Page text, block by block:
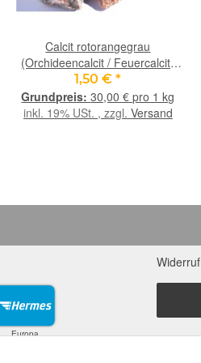
Calcit rotorangegrau
(Orchideencalcit / Feuercalcit)
Rohsteine - ca. 50 g -
Restbestand -
1,50 €*
30,00 € pro 1 kg
inkl. 19% USt. , zzgl. Versand
Europa
Widerruf